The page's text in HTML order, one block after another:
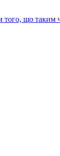
того, що таким